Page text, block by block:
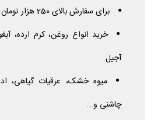
برای سفارش بالای 250 هزار تومان همراه با ارسال رایگان
خرید انواع روغن، کرم ارده،
آجیل
میوه خشک، عرقیات گیاهی،
چاشنی و...